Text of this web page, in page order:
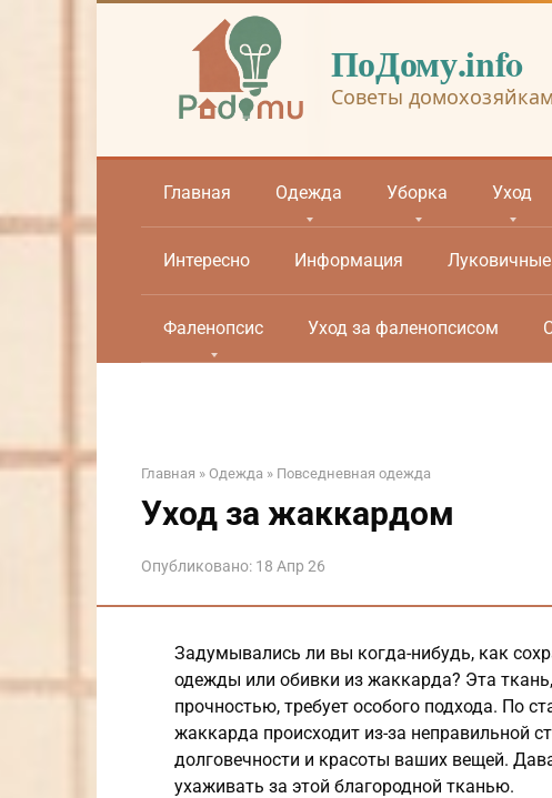
ПоДому.info
Советы домохозяйкам
Главная Одежда Уборка Уход
Интересно Информация Луковичные
Фаленопсис Уход за фаленопсисом
Главная » Одежда » Повседневная одежда
Уход за жаккардом
Опубликовано: 18 Апр 26
Задумывались ли вы когда-нибудь, как
одежды или обивки из жаккарда? Эта
прочностью, требует особого подхода. По
жаккарда происходит из-за неправильной
долговечности и красоты ваших вещей.
ухаживать за этой благородной тканью.